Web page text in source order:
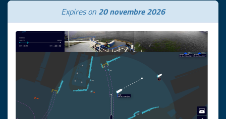
Expires on 20 novembre 2026